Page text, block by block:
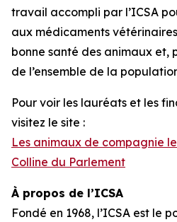
travail accompli par l’ICSA
aux médicaments
bonne santé des animaux et,
de l’ensemble de la
Pour voir les lauréats et les
visitez le site :
Les animaux de compagnie
Colline du Parlement
À propos de l’ICSA
Fondé en 1968, l’ICSA est le